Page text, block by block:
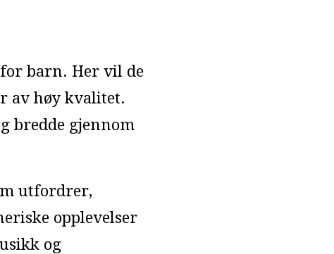
barn. Her vil de
av høy kvalitet.
bredde gjennom
utfordrer,
opplevelser
og